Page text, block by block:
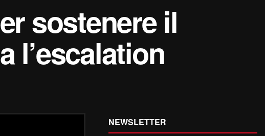
sostenere il
l’escalation
NEWSLETTER